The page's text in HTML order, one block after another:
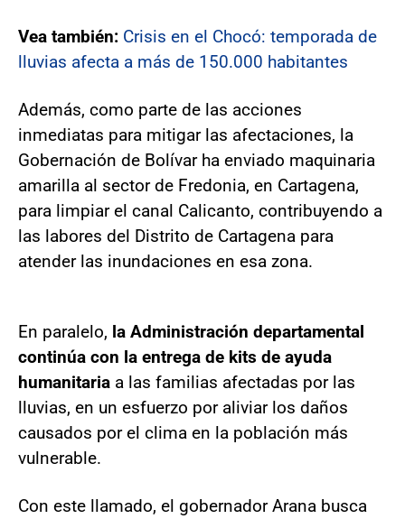
Vea también: Crisis en el Chocó: temporada de
lluvias afecta a más de 150.000 habitantes
Además, como parte de las acciones
inmediatas para mitigar las afectaciones, la
Gobernación de Bolívar ha enviado maquinaria
amarilla al sector de Fredonia, en Cartagena,
para limpiar el canal Calicanto, contribuyendo a
las labores del Distrito de Cartagena para
atender las inundaciones en esa zona.
En paralelo, la Administración departamental
continúa con la entrega de kits de ayuda
humanitaria a las familias afectadas por las
lluvias, en un esfuerzo por aliviar los daños
causados por el clima en la población más
vulnerable.
Con este llamado, el gobernador Arana busca